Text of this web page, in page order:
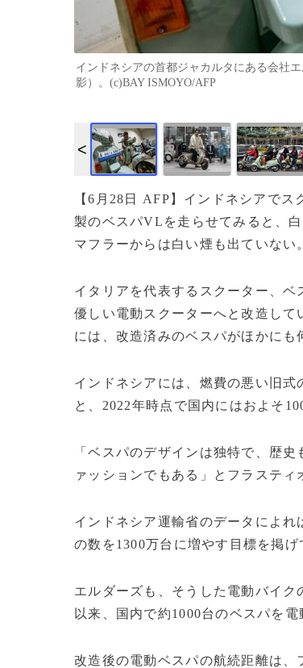
インドネシアの首都ジャカルタにある会社
影）。(c)BAY ISMOYO/AFP
【6月28日 AFP】インドネシアで
製のベスパVLを走らせてみると、
マフラーからは白い煙も出ていない
イタリアを代表するスクーター、
優しい電動スクーターへと改造して
には、改造済みのベスパがほかにも
インドネシアには、燃費の悪い旧
と、2022年時点で国内にはおよそ
「ベスパのデザインは独特で、歴
ァッションでもある」とフラスティ
インドネシア運輸省のデータによれ
の数を1300万台に増やす目標を掲げ
エルダーズも、そうした電動バイ
以来、国内で約1000台のベスパを
改造後の電動ベスパの航続距離は